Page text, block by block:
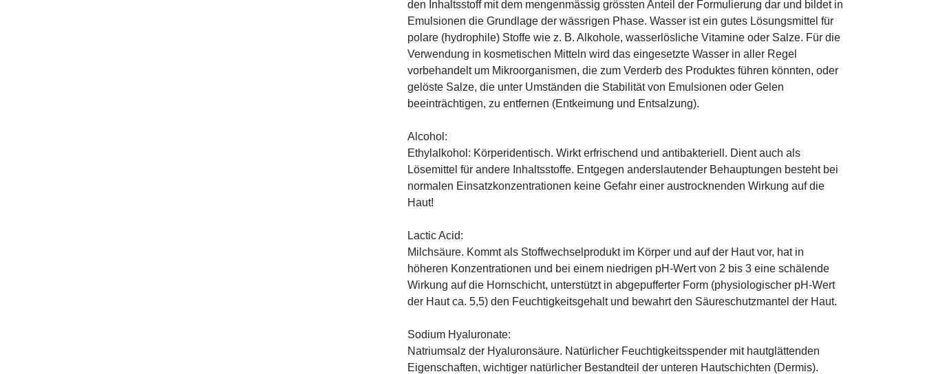
den Inhaltsstoff mit dem mengenmässig grössten Anteil der Formulierung dar und bildet in
Emulsionen die Grundlage der wässrigen Phase. Wasser ist ein gutes Lösungsmittel für
polare (hydrophile) Stoffe wie z. B. Alkohole, wasserlösliche Vitamine oder Salze. Für die
Verwendung in kosmetischen Mitteln wird das eingesetzte Wasser in aller Regel
vorbehandelt um Mikroorganismen, die zum Verderb des Produktes führen könnten, oder
gelöste Salze, die unter Umständen die Stabilität von Emulsionen oder Gelen
beeinträchtigen, zu entfernen (Entkeimung und Entsalzung).
Alcohol:
Ethylalkohol: Körperidentisch. Wirkt erfrischend und antibakteriell. Dient auch als
Lösemittel für andere Inhaltsstoffe. Entgegen anderslautender Behauptungen besteht bei
normalen Einsatzkonzentrationen keine Gefahr einer austrocknenden Wirkung auf die
Haut!
Lactic Acid:
Milchsäure. Kommt als Stoffwechselprodukt im Körper und auf der Haut vor, hat in
höheren Konzentrationen und bei einem niedrigen pH-Wert von 2 bis 3 eine schälende
Wirkung auf die Hornschicht, unterstützt in abgepufferter Form (physiologischer pH-Wert
der Haut ca. 5,5) den Feuchtigkeitsgehalt und bewahrt den Säureschutzmantel der Haut.
Sodium Hyaluronate:
Natriumsalz der Hyaluronsäure. Natürlicher Feuchtigkeitsspender mit hautglättenden
Eigenschaften, wichtiger natürlicher Bestandteil der unteren Hautschichten (Dermis).